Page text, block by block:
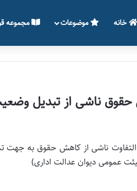
خانه موضوعات مجموعه
ناشی از تبدیل
التفاوت ناشی از کاهش حقوق به جهت